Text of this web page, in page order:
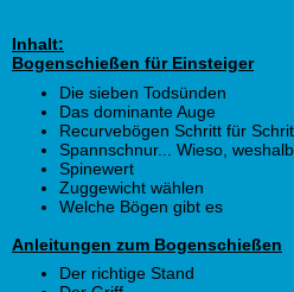
Inhalt:
Bogenschießen für Einsteiger
Die sieben Todsünden
Das dominante Auge
Recurvebögen Schritt für
Spannschnur... Wieso,
Spinewert
Zuggewicht wählen
Welche Bögen gibt es
Anleitungen zum Bogenschießen
Der richtige Stand